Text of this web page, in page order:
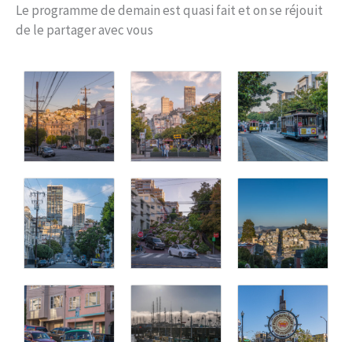
Le programme de demain est quasi fait et on se réjouit
de le partager avec vous